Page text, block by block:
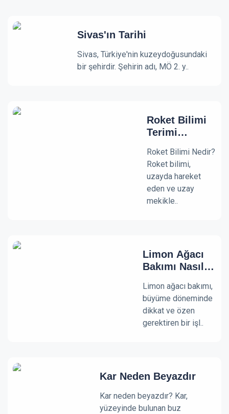
Sivas'ın Tarihi
Sivas, Türkiye'nin kuzeydoğusundaki
bir şehirdir. Şehirin adı, MÖ 2. y..
Roket Bilimi
Terimi
Roket Bilimi Nedir?
Roket bilimi,
uzayda hareket
eden ve uzay
mekikle..
Limon Ağacı
Bakımı Nasıl
Limon ağacı bakımı,
büyüme döneminde
dikkat ve özen
gerektiren bir işl..
Kar Neden Beyazdır
Kar neden beyazdır? Kar,
yüzeyinde bulunan buz